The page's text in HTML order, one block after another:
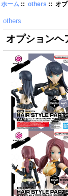
ホーム ::others :: オプ
others
オプションヘ